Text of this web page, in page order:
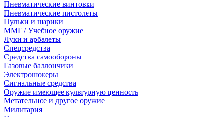
Пневматические винтовки
Пневматические пистолеты
Пульки и шарики
ММГ / Учебное оружие
Луки и арбалеты
Спецсредства
Средства самообороны
Газовые баллончики
Электрошокеры
Сигнальные средства
Оружие имеющее культурную ценность
Метательное и другое оружие
Милитария